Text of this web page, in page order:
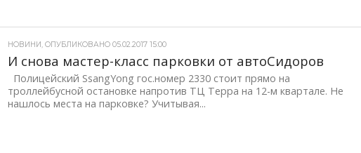
НОВИНИ, ОПУБЛИКОВАНО 05.02.2017 15:00
И снова мастер-класс парковки от автоСидоров
Полицейский SsangYong гос.номер 2330 стоит прямо на
троллейбусной остановке напротив ТЦ Терра на 12-м квартале. Не
нашлось места на парковке? Учитывая...